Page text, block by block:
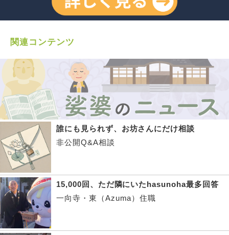
関連コンテンツ
誰にも見られず、お坊さんにだけ相談
非公開Q&A相談
15,000回、ただ隣にいたhasunoha最多回答
一向寺・東（Azuma）住職